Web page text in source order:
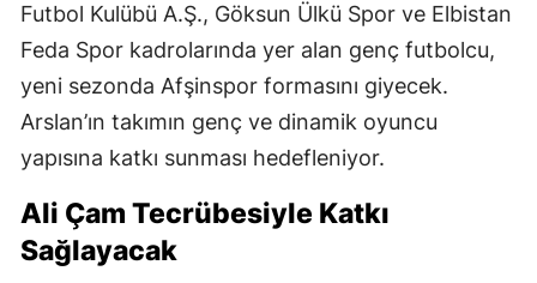
Futbol Kulübü A.Ş., Göksun Ülkü Spor ve Elbistan
Feda Spor kadrolarında yer alan genç futbolcu,
yeni sezonda Afşinspor formasını giyecek.
Arslan’ın takımın genç ve dinamik oyuncu
yapısına katkı sunması hedefleniyor.
Ali Çam Tecrübesiyle Katkı
Sağlayacak